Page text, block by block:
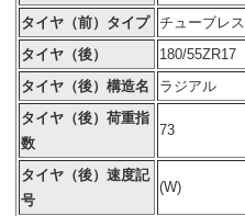
タイヤ（前）タイプ チューブレス
タイヤ（後）
180/55ZR17
タイヤ（後）構造名
ラジアル
タイヤ（後）荷重指
数
73
タイヤ（後）速度記
号
(W)